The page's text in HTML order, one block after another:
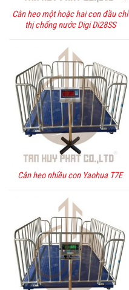
Cân heo một hoặc hai con đầu chỉ
thị chống nước Digi Di28SS
Cân heo nhiều con Yaohua T7E